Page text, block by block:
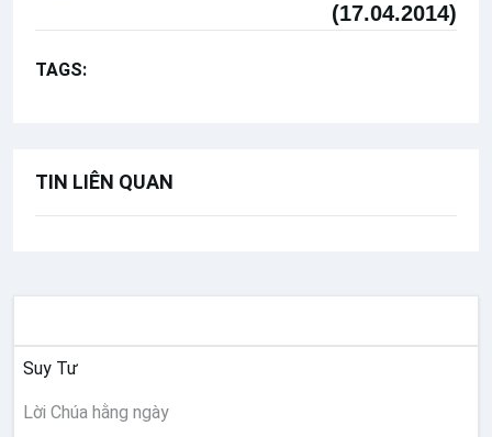
(17.04.2014)
TAGS:
TIN LIÊN QUAN
Suy Tư
Lời Chúa hằng ngày